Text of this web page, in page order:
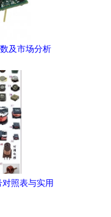
及市场分析
照表与实用